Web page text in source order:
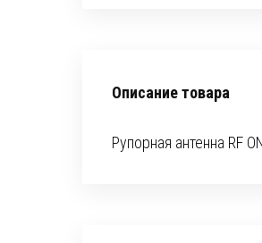
Описание товара
Рупорная антенна RF